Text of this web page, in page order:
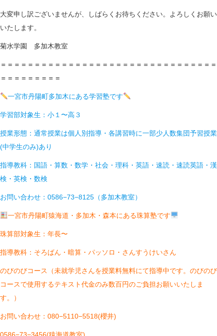
大変申し訳ございませんが、しばらくお待ちください。よろしくお願い
いたします。
菊水学園 多加木教室
＝＝＝＝＝＝＝＝＝＝＝＝＝＝＝＝＝＝＝＝＝＝＝＝＝＝＝＝＝＝＝＝
＝＝＝＝＝＝＝＝＝
一宮市丹陽町多加木にある学習塾です
学習部対象生：小１〜高３
授業形態：通常授業は個人別指導・各講習時に一部少人数集団予習授業
(中学生のみ)あり
指導教科：国語・算数・数学・社会・理科・英語・速読・速読英語・漢
検・英検・数検
お問い合わせ：0586−73−8125（多加木教室）
一宮市丹陽町猿海道・多加木・森本にある珠算塾です
珠算部対象生：年長〜
指導教科：そろばん・暗算・パッソロ・さんすうけいさん
のびのびコース（未就学児さんを授業料無料にて指導中です。のびのび
コースで使用するテキスト代金のみ数百円のご負担お願いいたしま
す。）
お問い合わせ：080−5110−5518(櫻井)
0586−73−3456(猿海道教室)